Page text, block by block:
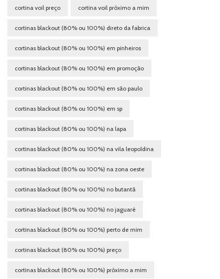
cortina voil preço cortina voil próximo a mim
cortinas blackout (80% ou 100%) direto da fabrica
cortinas blackout (80% ou 100%) em pinheiros
cortinas blackout (80% ou 100%) em promoção
cortinas blackout (80% ou 100%) em são paulo
cortinas blackout (80% ou 100%) em sp
cortinas blackout (80% ou 100%) na lapa
cortinas blackout (80% ou 100%) na vila leopoldina
cortinas blackout (80% ou 100%) na zona oeste
cortinas blackout (80% ou 100%) no butantã
cortinas blackout (80% ou 100%) no jaguaré
cortinas blackout (80% ou 100%) perto de mim
cortinas blackout (80% ou 100%) preço
cortinas blackout (80% ou 100%) próximo a mim